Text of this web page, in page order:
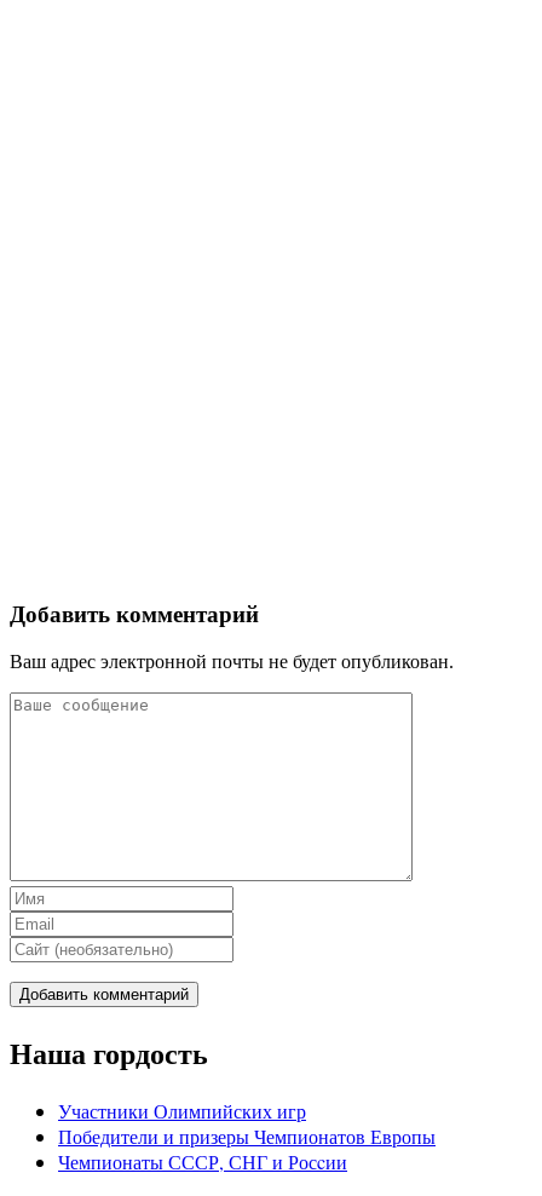
Добавить комментарий
Ваш адрес электронной почты не будет опубликован.
Наша гордость
Участники Олимпийских игр
Победители и призеры Чемпионатов Европы
Чемпионаты СССР, СНГ и Росcии